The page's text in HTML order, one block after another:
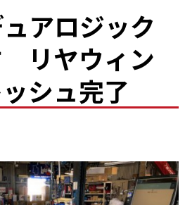
アロジック
リヤウィン
シュ完了